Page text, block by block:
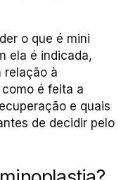
o que é mini
ela é indicada,
relação à
é feita a
e quais
de decidir pelo